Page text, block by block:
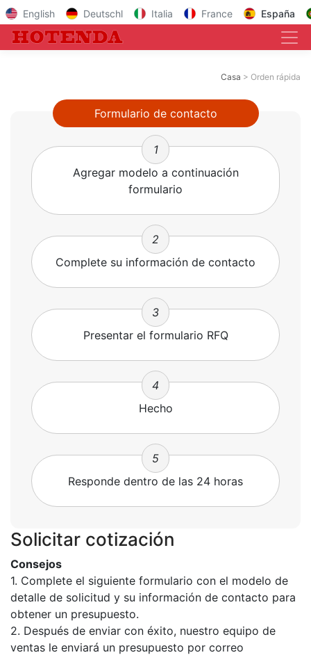
English Deutschl Italia France España
Casa Orden rápida
Formulario de contacto
1
Agregar modelo a continuación
formulario
2
Complete su información de contacto
3
Presentar el formulario RFQ
4
Hecho
5
Responde dentro de las 24 horas
Solicitar cotización
Consejos
1. Complete el siguiente formulario con el modelo de
detalle de solicitud y su información de contacto para
obtener un presupuesto.
2. Después de enviar con éxito, nuestro equipo de
ventas le enviará un presupuesto por correo